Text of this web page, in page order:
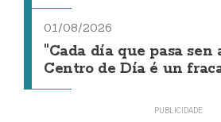
01/08/2026
"Cada día que pasa sen
Centro de Día é un